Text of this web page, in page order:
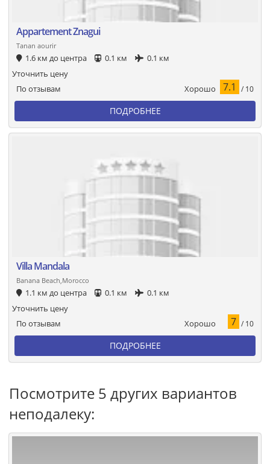
Appartement Znagui
Tanan aourir
1.6 км до центра 0.1 км 0.1 км
По отзывам Хорошо 7.1 / 10
Уточнить цену
ПОДРОБНЕЕ
Villa Mandala
Banana Beach,Morocco
1.1 км до центра 0.1 км 0.1 км
По отзывам Хорошо 7 / 10
Уточнить цену
ПОДРОБНЕЕ
Посмотрите 5 других вариантов
неподалеку: